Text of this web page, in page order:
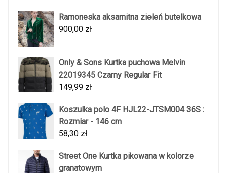
Ramoneska aksamitna zieleń butelkowa
900,00 zł
Only & Sons Kurtka puchowa Melvin
22019345 Czarny Regular Fit
149,99 zł
Koszulka polo 4F HJL22-JTSM004 36S :
Rozmiar - 146 cm
58,30 zł
Street One Kurtka pikowana w kolorze
granatowym